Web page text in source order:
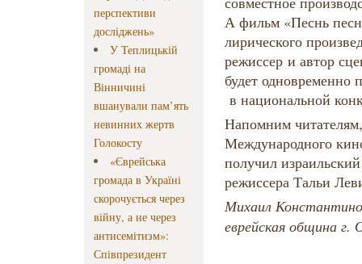
перспективи
досліджень»
У Теплицькій
громаді на
Вінничині
вшанували пам’ять
невинних жертв
Голокосту
«Єврейська
громада в Україні
скорочується через
війну, а не через
антисемітизм»:
Співпрезидент
А фильм «Песнь
лирического
режиссер и автор
будет одновременно
в национальной
Напомним
Международного
получил
режиссера Тальи
Михаил
еврейская община г.